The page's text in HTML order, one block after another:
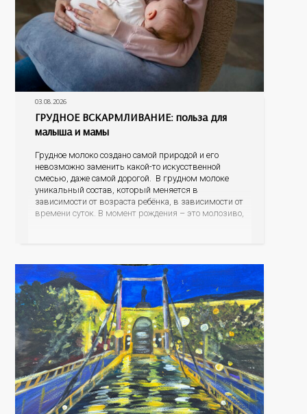
03.08.2026
ГРУДНОЕ ВСКАРМЛИВАНИЕ: польза для
малыша и мамы
Грудное молоко создано самой природой и его
невозможно заменить какой-то искусственной
смесью, даже самой дорогой. В грудном молоке
уникальный состав, который меняется в
зависимости от возраста ребёнка, в зависимости от
времени суток. В момент рождения – это молозиво,